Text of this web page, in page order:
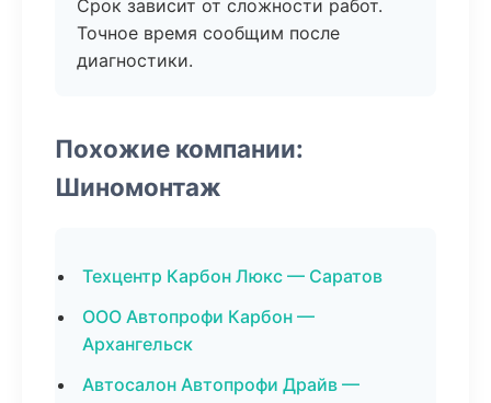
Срок зависит от сложности работ.
Точное время сообщим после
диагностики.
Похожие компании:
Шиномонтаж
Техцентр Карбон Люкс — Саратов
ООО Автопрофи Карбон —
Архангельск
Автосалон Автопрофи Драйв —